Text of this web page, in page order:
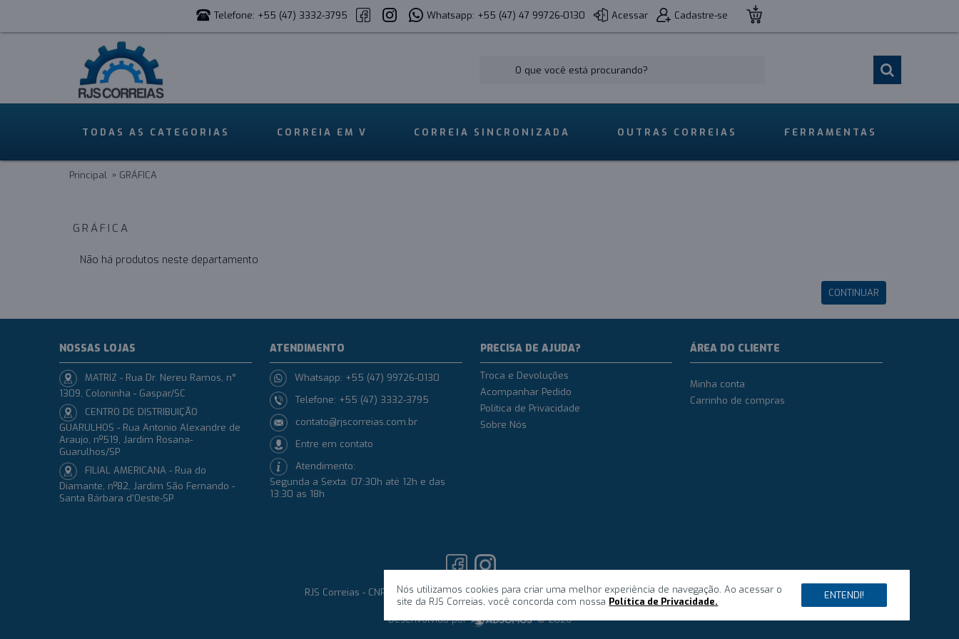
Telefone: +55 (47) 3332-3795 Whatsapp: +55 (47) 47 99726-0130 Acessar Cadastre-se
TODAS AS CATEGORIAS CORREIA EM V CORREIA SINCRONIZADA OUTRAS CORREIAS FERRAMENTAS
Principal GRÁFICA
GRÁFICA
Não há produtos neste departamento
CONTINUAR
Nós utilizamos cookies para criar uma melhor experiência de navegação. Ao acessar o
site da RJS Correias, você concorda com nossa Política de Privacidade.
ENTENDI!
NOSSAS LOJAS
MATRIZ - Rua Dr. Nereu Ramos, n°
1309, Coloninha - Gaspar/SC
CENTRO DE DISTRIBUIÇÃO
GUARULHOS - Rua Antonio Alexandre de
Araujo, nº519, Jardim Rosana-
Guarulhos/SP
FILIAL AMERICANA - Rua do
Diamante, nº82, Jardim São Fernando -
Santa Bárbara d'Oeste-SP
ATENDIMENTO
Whatsapp: +55 (47) 99726-0130
Telefone: +55 (47) 3332-3795
contato@rjscorreias.com.br
Entre em contato
Atendimento:
Segunda a Sexta: 07:30h até 12h e das
13:30 as 18h
PRECISA DE AJUDA?
Troca e Devoluções
Acompanhar Pedido
Política de Privacidade
Sobre Nós
ÁREA DO CLIENTE
Minha conta
Carrinho de compras
RJS Correias - CNPJ: 03.644.322/0001-61 © 2023 Todos os direitos reservados.
Desenvolvido por © 2026